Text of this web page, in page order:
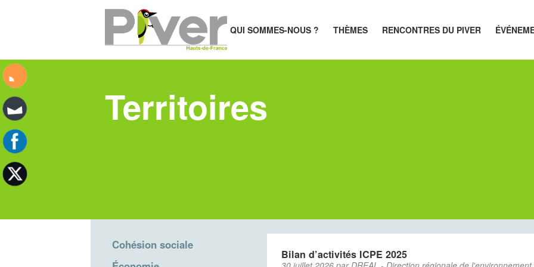
QUI SOMMES-NOUS ? THÈMES RENCONTRES DU PIVER
Territoires
Cohésion sociale
Bilan d’activités ICPE 2025